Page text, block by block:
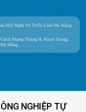
NGHIỆP TỰ